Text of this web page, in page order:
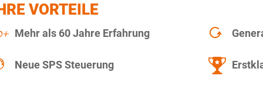
VORTEILE
Mehr als 60 Jahre Erfahrung
Neue SPS Steuerung